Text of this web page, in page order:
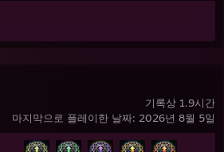
기록상 1.9시간
마지막으로 플레이한 날짜: 2026년 8월 5일